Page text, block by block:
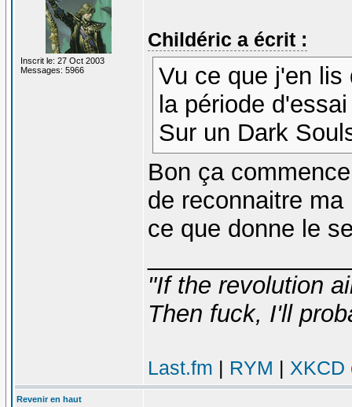
Inscrit le: 27 Oct 2003
Messages: 5966
Childéric a écrit :
Vu ce que j'en lis
la période
Sur un Dark
Bon ça
de reconnaitre
ce que donne le
"If the revolution
Then fuck, I'll
Last.fm | RYM | XKCD
Revenir en haut